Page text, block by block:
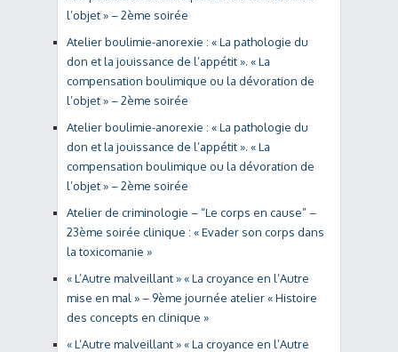
l’objet » – 2ème soirée
Atelier boulimie-anorexie : « La pathologie du
don et la jouissance de l’appétit ». « La
compensation boulimique ou la dévoration de
l’objet » – 2ème soirée
Atelier boulimie-anorexie : « La pathologie du
don et la jouissance de l’appétit ». « La
compensation boulimique ou la dévoration de
l’objet » – 2ème soirée
Atelier de criminologie – “Le corps en cause” –
23ème soirée clinique : « Evader son corps dans
la toxicomanie »
« L’Autre malveillant » « La croyance en l’Autre
mise en mal » – 9ème journée atelier « Histoire
des concepts en clinique »
« L’Autre malveillant » « La croyance en l’Autre